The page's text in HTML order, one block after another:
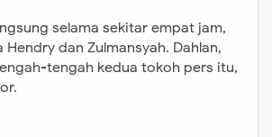
selama sekitar empat jam,
dan Zulmansyah. Dahlan,
tengah kedua tokoh pers itu,